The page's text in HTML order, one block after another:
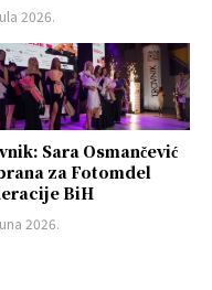
2026.
Sara Osmančević
za Fotomdel
BiH
2026.